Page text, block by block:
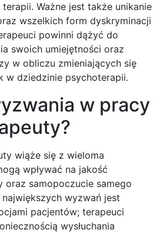
Ważne jest także unikanie
wszelkich form dyskryminacji
powinni dążyć do
swoich umiejętności oraz
w obliczu zmieniających się
w dziedzinie psychoterapii.
w pracy
wiąże się z wieloma
wpływać na jakość
oraz samopoczucie samego
wyzwań jest
pacjentów; terapeuci
wysłuchania